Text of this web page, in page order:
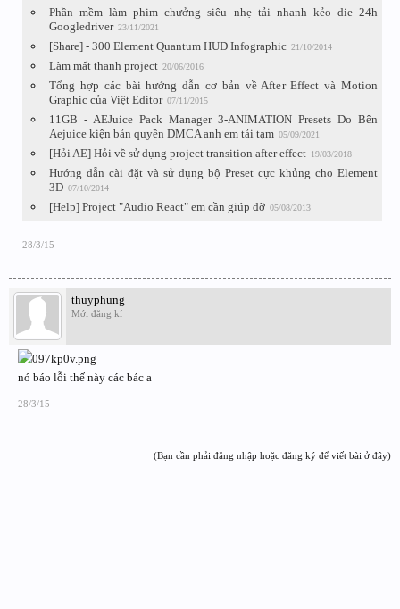
Phần mềm làm phim chưởng siêu nhẹ tải nhanh kẻo die 24h
Googledriver 23/11/2021
[Share] - 300 Element Quantum HUD Infographic 21/10/2014
Làm mất thanh project 20/06/2016
Tổng hợp các bài hướng dẫn cơ bản về After Effect và Motion
Graphic của Việt Editor 07/11/2015
11GB - AEJuice Pack Manager 3-ANIMATION Presets Do Bên
Aejuice kiện bản quyền DMCA anh em tải tạm 05/09/2021
[Hỏi AE] Hỏi về sử dụng project transition after effect 19/03/2018
Hướng dẫn cài đặt và sử dụng bộ Preset cực khủng cho Element
3D 07/10/2014
[Help] Project "Audio React" em cần giúp đỡ 05/08/2013
28/3/15
thuyphung
Mới đăng kí
nó báo lỗi thế này các bác a
28/3/15
(Bạn cần phải đăng nhập hoặc đăng ký để viết bài ở đây)